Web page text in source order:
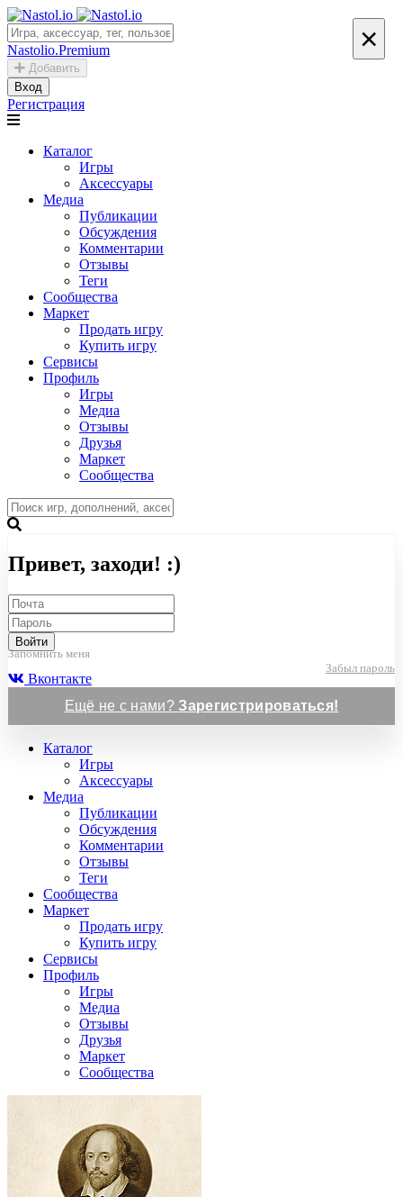
Nastolio.Premium
Добавить
Вход
Регистрация
Каталог
Игры
Аксессуары
Медиа
Публикации
Обсуждения
Комментарии
Отзывы
Теги
Сообщества
Маркет
Продать игру
Купить игру
Сервисы
Профиль
Игры
Медиа
Отзывы
Друзья
Маркет
Сообщества
×
Привет, заходи! :)
Войти
Запомнить меня
Забыл пароль
Вконтакте
Ещё не с нами?Зарегистрироваться!
Каталог
Игры
Аксессуары
Медиа
Публикации
Обсуждения
Комментарии
Отзывы
Теги
Сообщества
Маркет
Продать игру
Купить игру
Сервисы
Профиль
Игры
Медиа
Отзывы
Друзья
Маркет
Сообщества